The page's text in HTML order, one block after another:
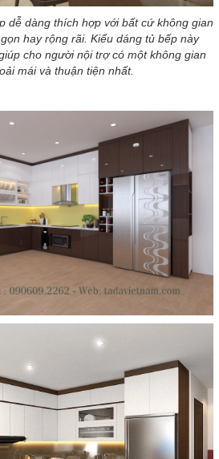
dễ dàng thích hợp với bất cứ không gian
hay rộng rãi. Kiểu dáng tủ bếp này
cho người nội trợ có một không gian
mái và thuận tiện nhất.